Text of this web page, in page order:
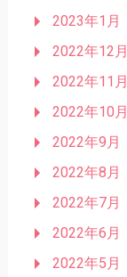
2023年1月
2022年12月
2022年11月
2022年10月
2022年9月
2022年8月
2022年7月
2022年6月
2022年5月